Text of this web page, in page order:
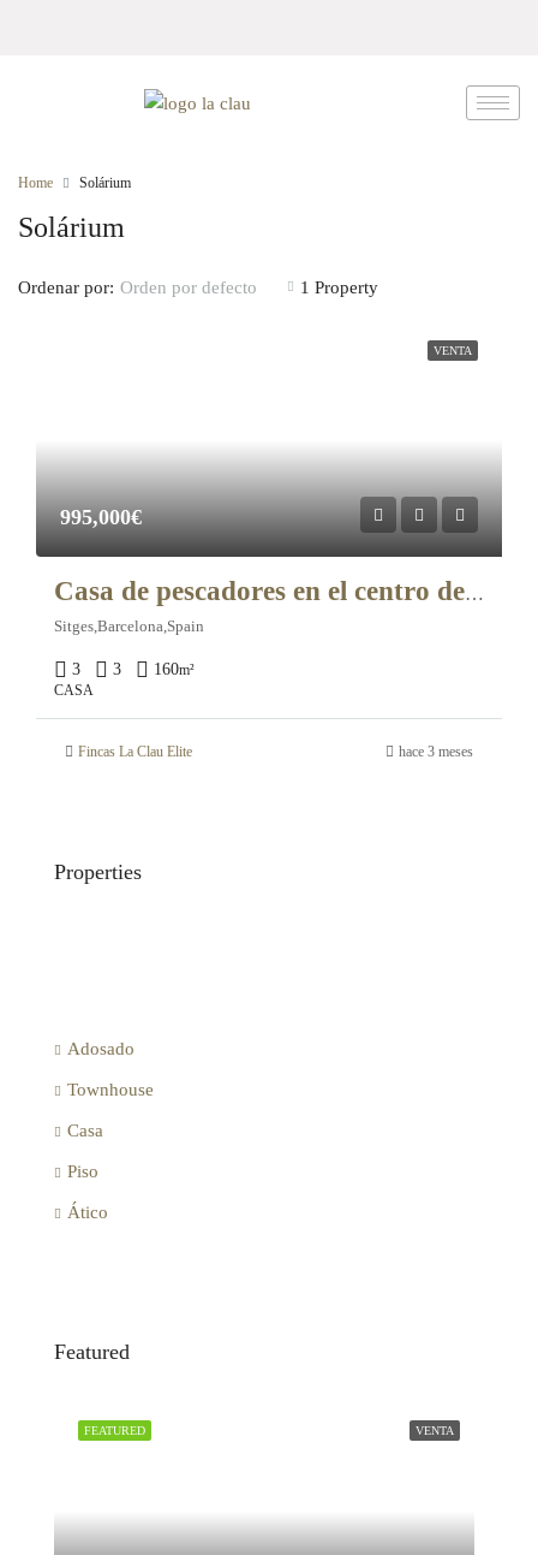
Home Solárium
Solárium
1 Property
Ordenar por: Orden por defecto
VENTA
995,000€
Casa de pescadores en el centro de Sitges – 11086
Sitges,Barcelona,Spain
3 3 160m²
CASA
Fincas La Clau Elite hace 3 meses
Properties
Adosado
Townhouse
Casa
Piso
Ático
Featured
VENTA
FEATURED